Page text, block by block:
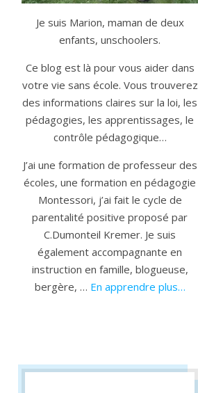
Je suis Marion, maman de deux
enfants, unschoolers.
Ce blog est là pour vous aider dans
votre vie sans école. Vous trouverez
des informations claires sur la loi, les
pédagogies, les apprentissages, le
contrôle pédagogique…
J’ai une formation de professeur des
écoles, une formation en pédagogie
Montessori, j’ai fait le cycle de
parentalité positive proposé par
C.Dumonteil Kremer. Je suis
également accompagnante en
instruction en famille, blogueuse,
bergère, … En apprendre plus…